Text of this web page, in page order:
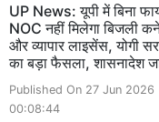
UP News: यूपी में बिना
NOC नहीं मिलेगा बिजली
और व्यापार लाइसेंस, योगी
का बड़ा फैसला, शासनादेश
Published On 27 Jun 2026
00:08:44